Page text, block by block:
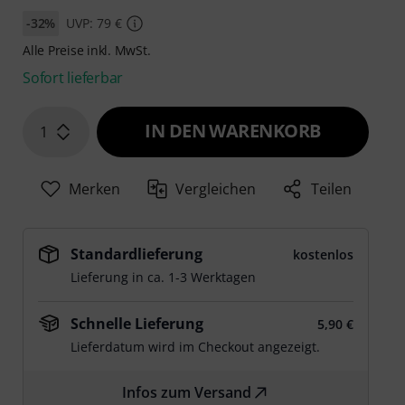
-32%
UVP: 79 €
Alle Preise inkl. MwSt.
Sofort lieferbar
1 IN DEN WARENKORB
Merken Vergleichen Teilen
Standardlieferung
kostenlos
Lieferung in ca. 1-3 Werktagen
Schnelle Lieferung
5,90 €
Lieferdatum wird im Checkout angezeigt.
Infos zum Versand